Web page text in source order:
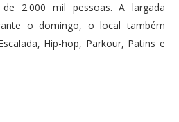
2.000 mil pessoas. A largada
o domingo, o local também
Hip-hop, Parkour, Patins e